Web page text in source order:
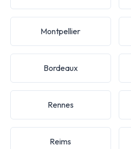
Montpellier
Bordeaux
Rennes
Reims